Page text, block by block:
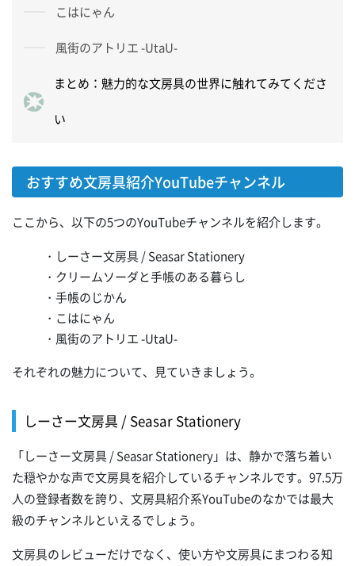
こはにゃん
風街のアトリエ -UtaU-
まとめ：魅力的な文房具の世界に触れてみてくださ
い
おすすめ文房具紹介YouTubeチャンネル
ここから、以下の5つのYouTubeチャンネルを紹介します。
・しーさー文房具 / Seasar Stationery
・クリームソーダと手帳のある暮らし
・手帳のじかん
・こはにゃん
・風街のアトリエ -UtaU-
それぞれの魅力について、見ていきましょう。
しーさー文房具 / Seasar Stationery
「しーさー文房具 / Seasar Stationery」は、静かで落ち着い
た穏やかな声で文房具を紹介しているチャンネルです。97.5万
人の登録者数を誇り、文房具紹介系YouTubeのなかでは最大
級のチャンネルといえるでしょう。
文房具のレビューだけでなく、使い方や文房具にまつわる知